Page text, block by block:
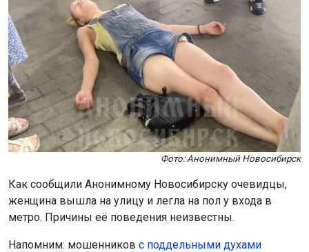
Фото: Анонимный Новосибирск
Как сообщили Анонимному Новосибирску очевидцы,
женщина вышла на улицу и легла на пол у входа в
метро. Причины её поведения неизвестны.
Напомним: мошенников с поддельными духами